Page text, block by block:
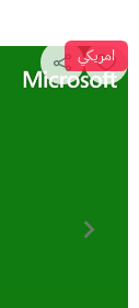
امريكي